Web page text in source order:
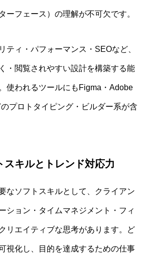
ーフェース）の理解が不可欠です。
ティ・パフォーマンス・SEOなど、
・閲覧されやすい設計を構築する能
使われるツールにもFigma・Adobe
プロトタイピング・ビルダー系が含
スキルとトレンド対応力
なソフトスキルとして、クライアン
ション・タイムマネジメント・フィ
リエイティブな思考があります。ど
視化し、目的を達成するための仕事